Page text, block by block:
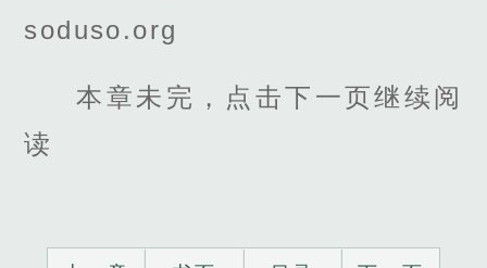
soduso.org
本章未完，点击下一页继续阅
读